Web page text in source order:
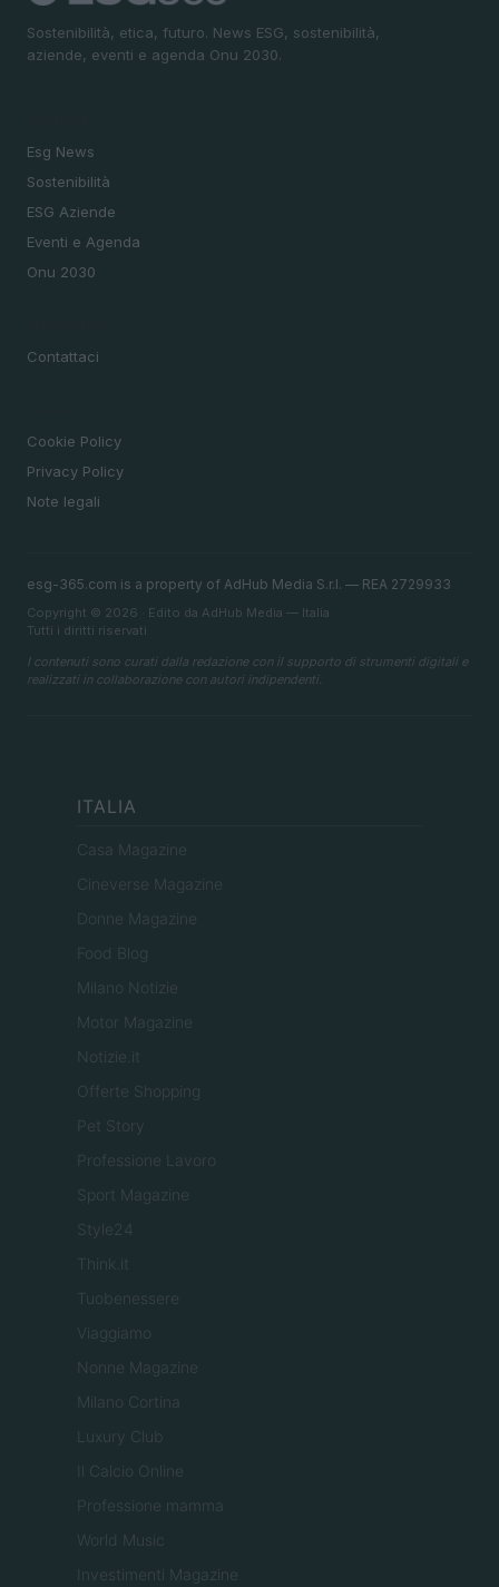
Sostenibilità, etica, futuro. News ESG, sostenibilità,
aziende, eventi e agenda Onu 2030.
Esg News
Sostenibilità
ESG Aziende
Eventi e Agenda
Onu 2030
Contattaci
Cookie Policy
Privacy Policy
Note legali
esg-365.com is a property of AdHub Media S.r.l. — REA 2729933
Copyright © 2026 · Edito da AdHub Media — Italia
Tutti i diritti riservati
I contenuti sono curati dalla redazione con il supporto di strumenti digitali e
realizzati in collaborazione con autori indipendenti.
ITALIA
Casa Magazine
Cineverse Magazine
Donne Magazine
Food Blog
Milano Notizie
Motor Magazine
Notizie.it
Offerte Shopping
Pet Story
Professione Lavoro
Sport Magazine
Style24
Think.it
Tuobenessere
Viaggiamo
Nonne Magazine
Milano Cortina
Luxury Club
Il Calcio Online
Professione mamma
World Music
Investimenti Magazine